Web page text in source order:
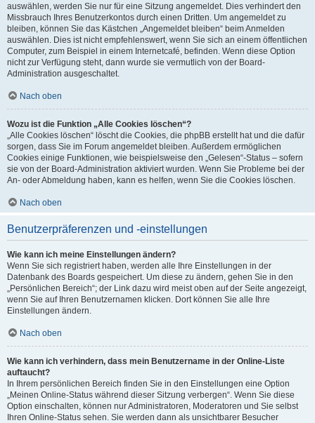
auswählen, werden Sie nur für eine Sitzung angemeldet. Dies verhindert den
Missbrauch Ihres Benutzerkontos durch einen Dritten. Um angemeldet zu
bleiben, können Sie das Kästchen „Angemeldet bleiben“ beim Anmelden
auswählen. Dies ist nicht empfehlenswert, wenn Sie sich an einem öffentlichen
Computer, zum Beispiel in einem Internetcafé, befinden. Wenn diese Option
nicht zur Verfügung steht, dann wurde sie vermutlich von der Board-
Administration ausgeschaltet.
Nach oben
Wozu ist die Funktion „Alle Cookies löschen“?
„Alle Cookies löschen“ löscht die Cookies, die phpBB erstellt hat und die dafür
sorgen, dass Sie im Forum angemeldet bleiben. Außerdem ermöglichen
Cookies einige Funktionen, wie beispielsweise den „Gelesen“-Status – sofern
sie von der Board-Administration aktiviert wurden. Wenn Sie Probleme bei der
An- oder Abmeldung haben, kann es helfen, wenn Sie die Cookies löschen.
Nach oben
Benutzerpräferenzen und -einstellungen
Wie kann ich meine Einstellungen ändern?
Wenn Sie sich registriert haben, werden alle Ihre Einstellungen in der
Datenbank des Boards gespeichert. Um diese zu ändern, gehen Sie in den
„Persönlichen Bereich“; der Link dazu wird meist oben auf der Seite angezeigt,
wenn Sie auf Ihren Benutzernamen klicken. Dort können Sie alle Ihre
Einstellungen ändern.
Nach oben
Wie kann ich verhindern, dass mein Benutzername in der Online-Liste
auftaucht?
In Ihrem persönlichen Bereich finden Sie in den Einstellungen eine Option
„Meinen Online-Status während dieser Sitzung verbergen“. Wenn Sie diese
Option einschalten, können nur Administratoren, Moderatoren und Sie selbst
Ihren Online-Status sehen. Sie werden dann als unsichtbarer Besucher